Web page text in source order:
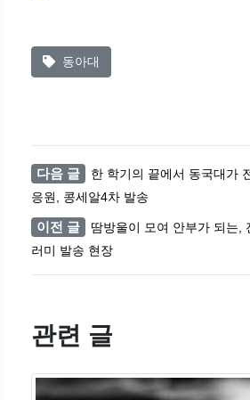
동아대
다음 글
한 학기의 끝에서 동국대가
응원, 콩세알4차 발송
이전 글
땀방울이 모여 안부가 되는,
러미 발송 현장
관련 글